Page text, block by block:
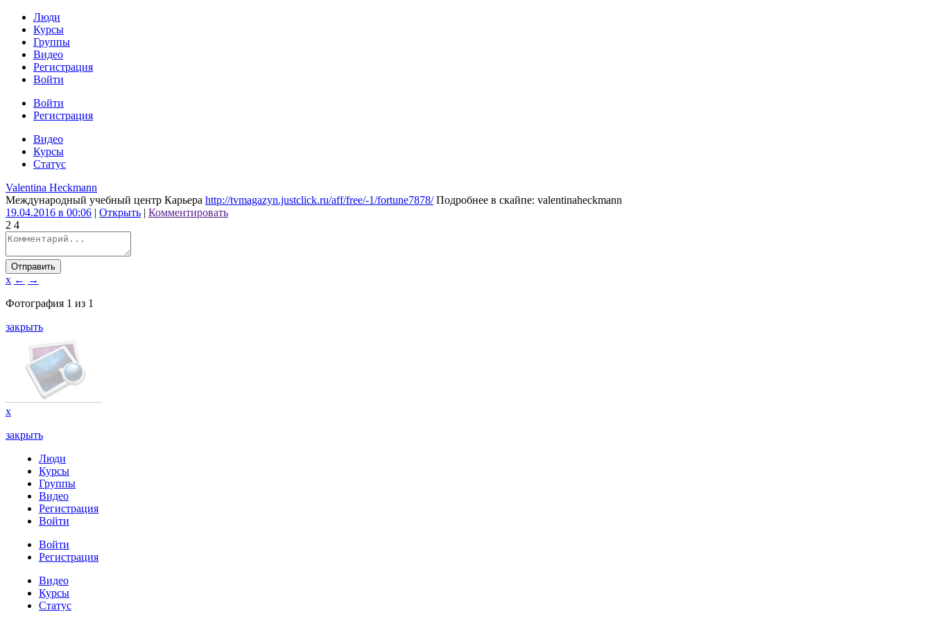
Люди
Курсы
Группы
Видео
Регистрация
Войти
Войти
Регистрация
Видео
Курсы
Статус
Valentina Heckmann
Международный учебный центр Карьера http://tvmagazyn.justclick.ru/aff/free/-1/fortune7878/Подробнее в скайпе: valentinaheckmann
19.04.2016 в 00:06 | Открыть | Комментировать
2 4
Отправить
x ← →
Фотография 1 из 1
закрыть
x
закрыть